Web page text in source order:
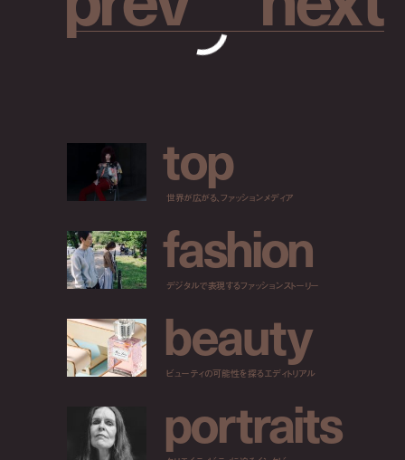
top
世界が広がる、ファッションメディア
fashion
デジタルで表現するファッションストーリー
beauty
ビューティの可能性を探るエディトリアル
portraits